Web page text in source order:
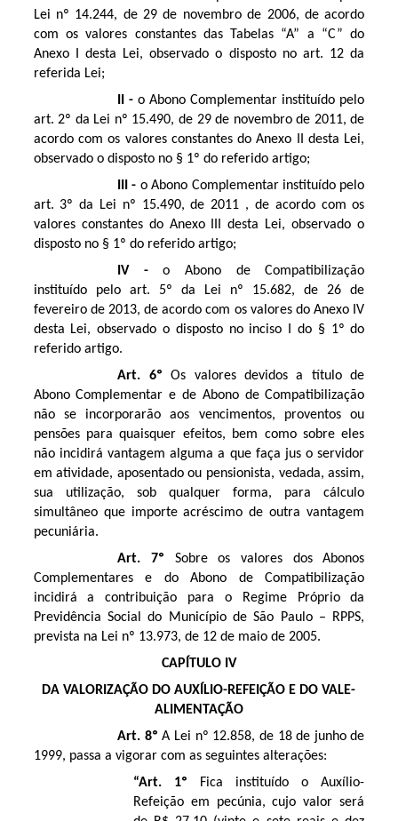
Lei nº 14.244, de 29 de novembro de 2006, de acordo
com os valores constantes das Tabelas “A” a “C” do
Anexo I desta Lei, observado o disposto no art. 12 da
referida Lei;
II - o Abono Complementar instituído pelo
art. 2º da Lei nº 15.490, de 29 de novembro de 2011, de
acordo com os valores constantes do Anexo II desta Lei,
observado o disposto no § 1º do referido artigo;
III - o Abono Complementar instituído pelo
art. 3º da Lei nº 15.490, de 2011 , de acordo com os
valores constantes do Anexo III desta Lei, observado o
disposto no § 1º do referido artigo;
IV -o Abono de Compatibilização
instituído pelo art. 5º da Lei nº 15.682, de 26 de
fevereiro de 2013, de acordo com os valores do Anexo IV
desta Lei, observado o disposto no inciso I do § 1º do
referido artigo.
Art. 6º Os valores devidos a título de
Abono Complementar e de Abono de Compatibilização
não se incorporarão aos vencimentos, proventos ou
pensões para quaisquer efeitos, bem como sobre eles
não incidirá vantagem alguma a que faça jus o servidor
em atividade, aposentado ou pensionista, vedada, assim,
sua utilização, sob qualquer forma, para cálculo
simultâneo que importe acréscimo de outra vantagem
pecuniária.
Art. 7º Sobre os valores dos Abonos
Complementares e do Abono de Compatibilização
incidirá a contribuição para o Regime Próprio da
Previdência Social do Município de São Paulo – RPPS,
prevista na Lei nº 13.973, de 12 de maio de 2005.
CAPÍTULO IV
DA VALORIZAÇÃO DO AUXÍLIO-REFEIÇÃO E DO VALE-
ALIMENTAÇÃO
Art. 8º A Lei nº 12.858, de 18 de junho de
1999, passa a vigorar com as seguintes alterações:
“Art. 1º Fica instituído o Auxílio-
Refeição em pecúnia, cujo valor será